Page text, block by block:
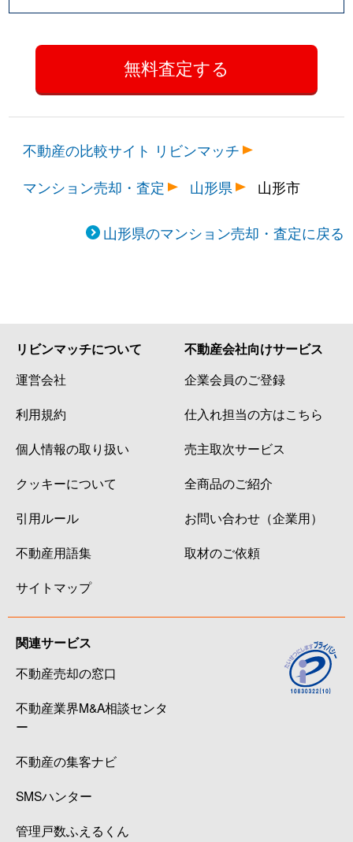
不動産の比較サイト リビンマッチ
マンション売却・査定
山形県 山形市
山形県のマンション売却・査定に戻る
リビンマッチについて
運営会社
利用規約
個人情報の取り扱い
クッキーについて
引用ルール
不動産用語集
サイトマップ
不動産会社向けサービス
企業会員のご登録
仕入れ担当の方はこちら
売主取次サービス
全商品のご紹介
お問い合わせ（企業用）
取材のご依頼
関連サービス
不動産売却の窓口
不動産業界M&A相談センタ
ー
不動産の集客ナビ
SMSハンター
管理戸数ふえるくん